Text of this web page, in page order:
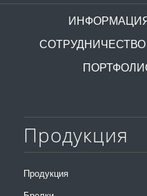
СОТРУДНИЧЕСТВО
Продукция
Продукция